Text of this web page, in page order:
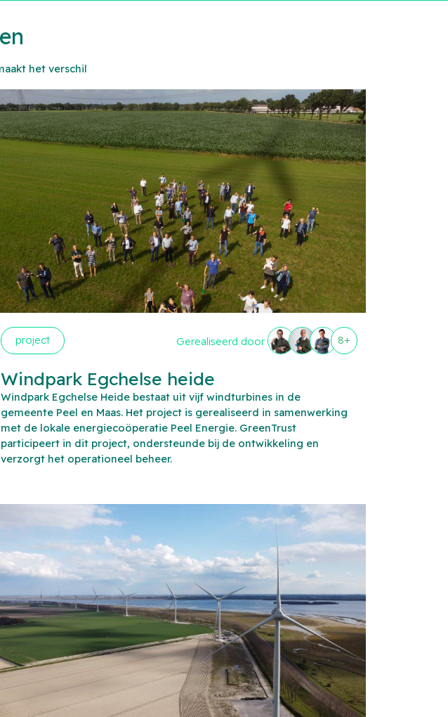
het verschil
project Gerealiseerd door 8+
Windpark Egchelse heide
Windpark Egchelse Heide bestaat uit vijf windturbines in de
gemeente Peel en Maas. Het project is gerealiseerd in samenwerking
met de lokale energiecoöperatie Peel Energie. GreenTrust
participeert in dit project, ondersteunde bij de ontwikkeling en
verzorgt het operationeel beheer.